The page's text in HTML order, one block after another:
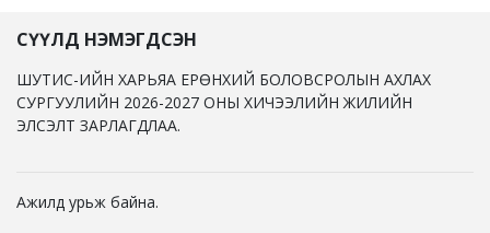
СҮҮЛД НЭМЭГДСЭН
ШУТИС-ИЙН ХАРЬЯА ЕРӨНХИЙ БОЛОВСРОЛЫН АХЛАХ
СУРГУУЛИЙН 2026-2027 ОНЫ ХИЧЭЭЛИЙН ЖИЛИЙН
ЭЛСЭЛТ ЗАРЛАГДЛАА.
Ажилд урьж байна.